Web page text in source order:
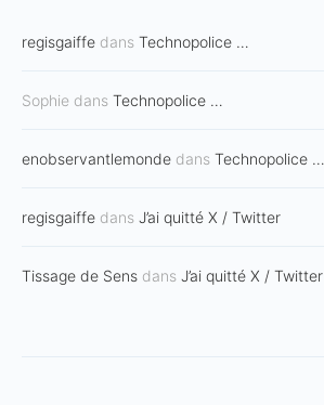
regisgaiffe dans Technopolice …
Sophie dans Technopolice …
enobservantlemonde dans Technopolice …
regisgaiffe dans J’ai quitté X / Twitter
Tissage de Sens dans J’ai quitté X / Twitter